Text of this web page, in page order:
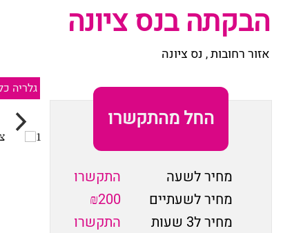
הבקתה בנס ציונה
אזור רחובות, נס ציונה
החל מהתקשרו
מחיר לשעה
התקשרו
מחיר לשעתיים
₪200
מחיר ל3 שעות
התקשרו
גלריה